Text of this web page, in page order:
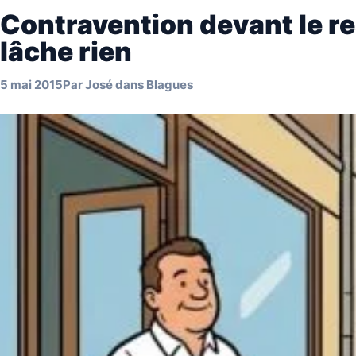
Contravention devant le
lâche rien
5 mai 2015ParJosédans Blagues